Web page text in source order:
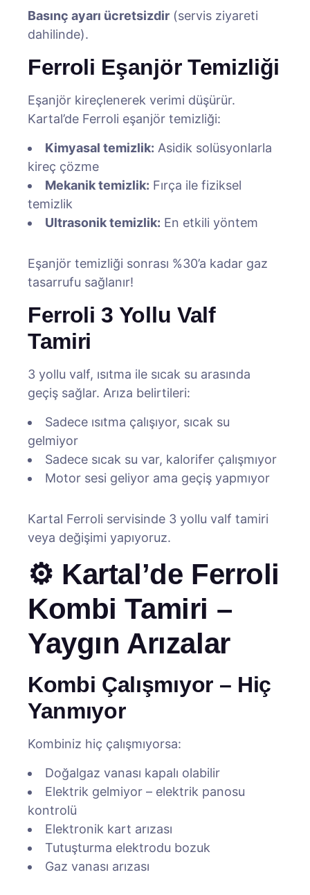
Basınç ayarı ücretsizdir (servis ziyareti
dahilinde).
Ferroli Eşanjör Temizliği
Eşanjör kireçlenerek verimi düşürür.
Kartal’de Ferroli eşanjör temizliği:
Kimyasal temizlik: Asidik solüsyonlarla
kireç çözme
Mekanik temizlik: Fırça ile fiziksel
temizlik
Ultrasonik temizlik: En etkili yöntem
Eşanjör temizliği sonrası %30’a kadar gaz
tasarrufu sağlanır!
Ferroli 3 Yollu Valf
Tamiri
3 yollu valf, ısıtma ile sıcak su arasında
geçiş sağlar. Arıza belirtileri:
Sadece ısıtma çalışıyor, sıcak su
gelmiyor
Sadece sıcak su var, kalorifer çalışmıyor
Motor sesi geliyor ama geçiş yapmıyor
Kartal Ferroli servisinde 3 yollu valf tamiri
veya değişimi yapıyoruz.
⚙️ Kartal’de Ferroli
Kombi Tamiri –
Yaygın Arızalar
Kombi Çalışmıyor – Hiç
Yanmıyor
Kombiniz hiç çalışmıyorsa:
Doğalgaz vanası kapalı olabilir
Elektrik gelmiyor – elektrik panosu
kontrolü
Elektronik kart arızası
Tutuşturma elektrodu bozuk
Gaz vanası arızası